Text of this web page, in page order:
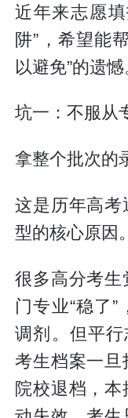
近年来志愿
阱”，希望能
以避免”的遗憾
坑一：不服从
拿整个批次的
这是历年高考
型的核心原因。
很多高分考生
门专业“稳了
调剂。但平行
考生档案一旦
院校退档，